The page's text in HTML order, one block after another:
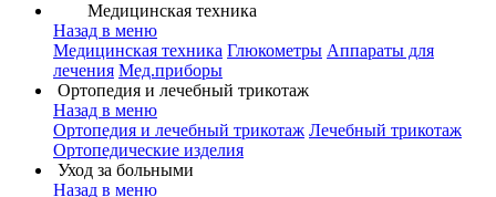
Медицинская техника
Назад в меню
Медицинская техника Глюкометры Аппараты для
лечения Мед.приборы
Ортопедия и лечебный трикотаж
Назад в меню
Ортопедия и лечебный трикотаж Лечебный трикотаж
Ортопедические изделия
Уход за больными
Назад в меню